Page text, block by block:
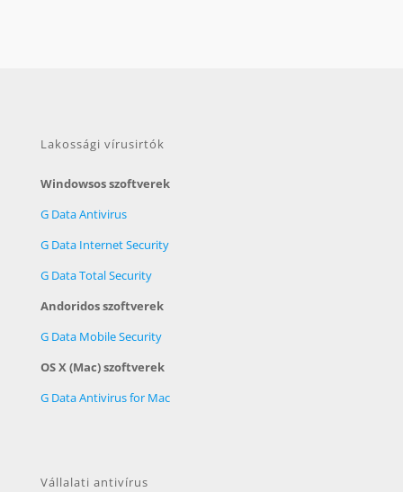
Lakossági vírusirtók
Windowsos szoftverek
G Data Antivirus
G Data Internet Security
G Data Total Security
Andoridos szoftverek
G Data Mobile Security
OS X (Mac) szoftverek
G Data Antivirus for Mac
Vállalati antivírus